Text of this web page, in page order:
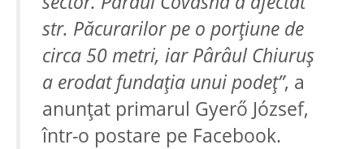
str. Păcurarilor pe o porţiune de
circa 50 metri, iar Pârâul Chiuruş
a erodat fundaţia unui podeţ”, a
anunţat primarul Gyerő József,
într-o postare pe Facebook.